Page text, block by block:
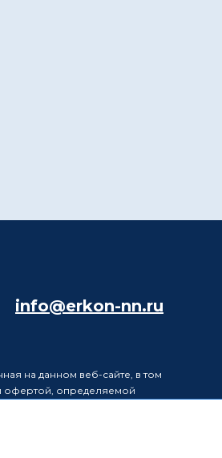
info@erkon-nn.ru
на данном веб-сайте, в том
офертой, определяемой
на данном веб-сайте, без